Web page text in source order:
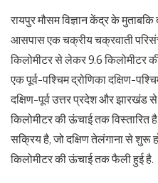
रायपुर मौसम विज्ञान केंद्र के
आसपास एक चक्रीय चक्रवाती
किलोमीटर से लेकर 9.6 किलोमीटर
एक पूर्व-पश्चिम द्रोणिका दक्षिण-
दक्षिण-पूर्व उत्तर प्रदेश और झारखंड
किलोमीटर की ऊंचाई तक विस्तारित
सक्रिय है, जो दक्षिण तेलंगाना से शुरू
किलोमीटर की ऊंचाई तक फैली हुई है.